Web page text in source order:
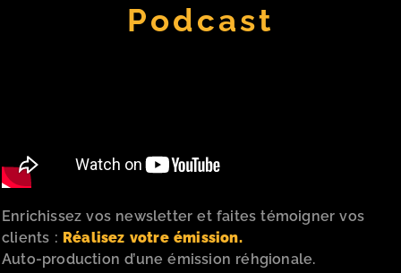
Podcast
Enrichissez vos newsletter et faites témoigner vos
clients : Réalisez votre émission.
Auto-production d’une émission réhgionale.